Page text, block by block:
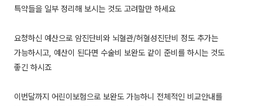
특약들을 일부 정리해 보시는 것도 고려할만 하세요
요청하신 예산으로 암진단비와 뇌혈관/허혈성진단비 정도 추가는
가능하시고, 예산이 된다면 수술비 보완도 같이 준비를 하시는 것도
좋긴 하시죠
이번달까지 어린이보험으로 보완도 가능하니 전체적인 비교안내를